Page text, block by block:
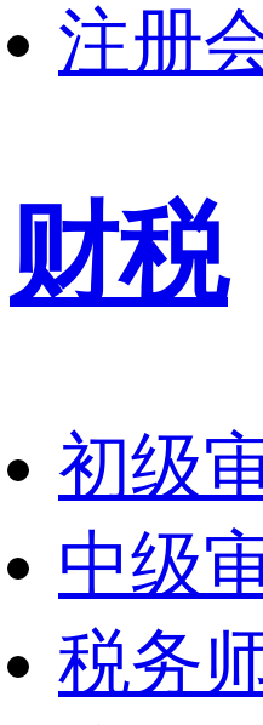
注册
财税
初级
中级
税务